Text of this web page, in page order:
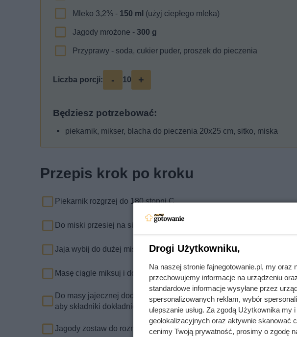
Mleko 3,2% - 150 ml (użyj ciepłego mleka)
Jagody mrożone - 300 g
Przyprawy - soda, cukier puder, proszek do pieczenia
Liczba porcji: - 10 +
Będziesz potrzebować:
piekarnik, mikser, blacha do pieczenia 20x25 cm, sitko, miska
Przepis krok po kroku
Piekarnik rozgrzej do 180 stopni C.
Do miski przesiej na sitku mąkę pszenną z dwoma łyżeczkami
Jaja wybij do dużej miski, dodaj do nich cukier i ubijaj przy użyciu
Masę ciągle miksuj i dodawaj do niej olej. Dokładnie wymieszaj.
Do masy jajecznej dodaj mleko i przesianą mąkę z proszkiem i
aby składniki dokładnie się wymieszały.
Jagody zostaw do rozmrożenia. Gdy się rozmrożą pozbyć się z nich
Drogi Użytkowniku,
Na naszej stronie fajnegotowanie.pl, my
przechowujemy informacje na urządzeniu
standardowe informacje wysyłane przez
spersonalizowanych reklam, wybór
ulepszanie usług. Za zgodą Użytkownika
geolokalizacyjnych oraz aktywnie skanować
cenimy Twoją prywatność, prosimy o zgodę